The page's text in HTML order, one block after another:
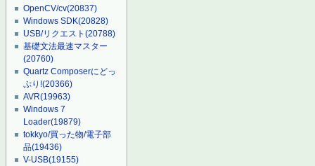
OpenCV/cv(20837)
Windows SDK(20828)
USB/リクエスト(20788)
基礎文法最速マスター
(20760)
Quartz Composerにどっ
ぷり!(20366)
AVR(19963)
Windows 7
Loader(19879)
tokkyo/買った物/電子部
品(19436)
V-USB(19155)